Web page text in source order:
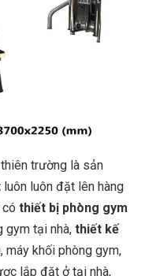
trường là sản
luôn luôn đặt lên hàng
thiết bị phòng gym
gym tại nhà, thiết kế
máy khối phòng gym,
lắp đặt ở tại nhà,